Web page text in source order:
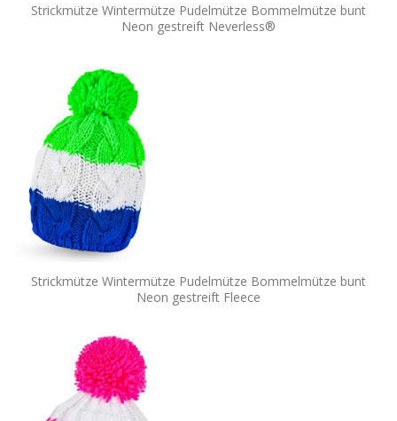
Strickmütze Wintermütze Pudelmütze Bommelmütze bunt
Neon gestreift Neverless®
Strickmütze Wintermütze Pudelmütze Bommelmütze bunt
Neon gestreift Fleece